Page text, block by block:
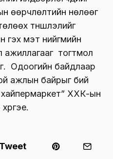
өөрчлөлтийн нөлөөг
түншлэлийг
гэх мэт нийгмийн
ажиллагааг тогтмол
Одоогийн байдлаар
ажлын байрыг бий
ХХК-ын
Tweet